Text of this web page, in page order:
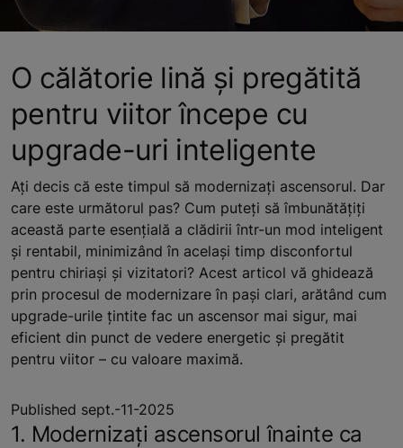
O călătorie lină și pregătită
pentru viitor începe cu
upgrade-uri inteligente
Ați decis că este timpul să modernizați ascensorul. Dar
care este următorul pas? Cum puteți să îmbunătățiți
această parte esențială a clădirii într-un mod inteligent
și rentabil, minimizând în același timp disconfortul
pentru chiriași și vizitatori? Acest articol vă ghidează
prin procesul de modernizare în pași clari, arătând cum
upgrade-urile țintite fac un ascensor mai sigur, mai
eficient din punct de vedere energetic și pregătit
pentru viitor – cu valoare maximă.
Published sept.-11-2025
1. Modernizați ascensorul înainte ca